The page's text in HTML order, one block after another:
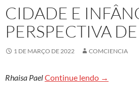
CIDADE E
PERSPECTIVA
1 DE MARÇO DE 2022 COMCIENCIA
Rhaisa PaelContinue lendo Cidade e
→